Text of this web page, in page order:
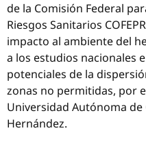
de la Comisión Federal
Riesgos Sanitarios
impacto al ambiente del
a los estudios nacionales
potenciales de la
zonas no permitidas, por
Universidad Autónoma
Hernández.